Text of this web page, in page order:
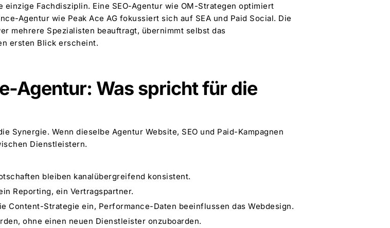
Fachdisziplin. Eine SEO-Agentur wie OM-Strategen optimiert
Agentur wie Peak Ace AG fokussiert sich auf SEA und Paid Social. Die
mehrere Spezialisten beauftragt, übernimmt selbst das
ersten Blick erscheint.
Agentur: Was spricht für die
Synergie. Wenn dieselbe Agentur Website, SEO und Paid-Kampagnen
Dienstleistern.
bleiben kanalübergreifend konsistent.
Reporting, ein Vertragspartner.
Content-Strategie ein, Performance-Daten beeinflussen das Webdesign.
ohne einen neuen Dienstleister onzuboarden.